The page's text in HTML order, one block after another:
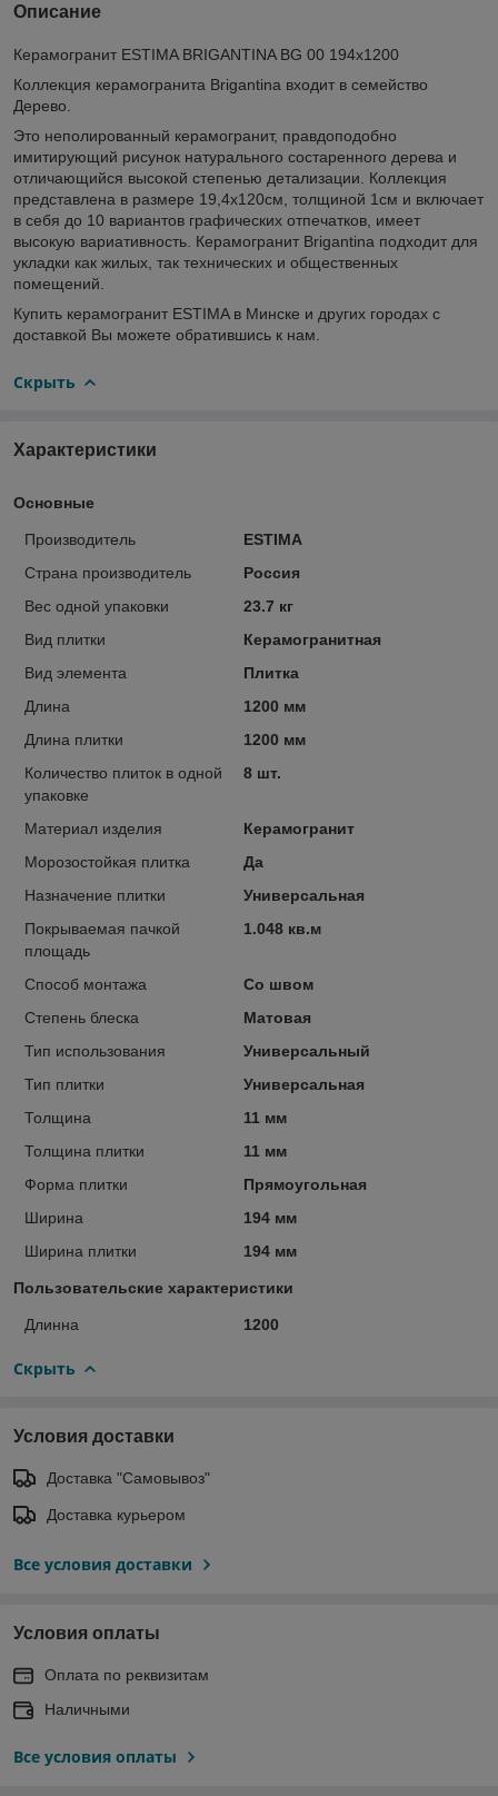
Описание
Керамогранит ESTIMA BRIGANTINA BG 00 194х1200
Коллекция керамогранита Brigantina входит в семейство
Дерево.
Это неполированный керамогранит, правдоподобно
имитирующий рисунок натурального состаренного дерева и
отличающийся высокой степенью детализации. Коллекция
представлена в размере 19,4х120см, толщиной 1см и включает
в себя до 10 вариантов графических отпечатков, имеет
высокую вариативность. Керамогранит Brigantina подходит для
укладки как жилых, так технических и общественных
помещений.
Купить керамогранит ESTIMA в Минске и других городах с
доставкой Вы можете обратившись к нам.
Скрыть
Характеристики
Основные
Производитель
ESTIMA
Страна производитель
Россия
Вес одной упаковки
23.7 кг
Вид плитки
Керамогранитная
Вид элемента
Плитка
Длина
1200 мм
Длина плитки
1200 мм
Количество плиток в одной
упаковке
8 шт.
Материал изделия
Керамогранит
Морозостойкая плитка
Да
Назначение плитки
Универсальная
Покрываемая пачкой
площадь
1.048 кв.м
Способ монтажа
Со швом
Степень блеска
Матовая
Тип использования
Универсальный
Тип плитки
Универсальная
Толщина
11 мм
Толщина плитки
11 мм
Форма плитки
Прямоугольная
Ширина
194 мм
Ширина плитки
194 мм
Пользовательские характеристики
Длинна 1200
Скрыть
Условия доставки
Доставка "Самовывоз"
Доставка курьером
Все условия доставки
Условия оплаты
Оплата по реквизитам
Наличными
Все условия оплаты